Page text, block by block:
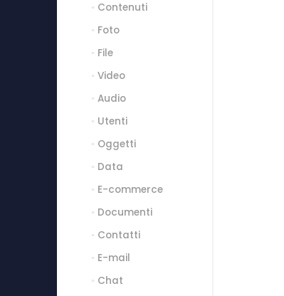
Contenuti
Foto
File
Video
Audio
Utenti
Oggetti
Data
E-commerce
Documenti
Contatti
E-mail
Chat